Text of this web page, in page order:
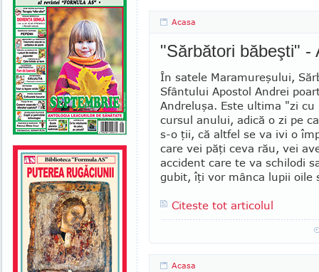
Acasa
"Sărbători băbeşti" -
În satele Maramureşului,
Sfân­tului Apostol Andrei
An­dreluşa. Este ultima "zi
cursul anului, adică o zi pe
s-o ţii, că altfel se va ivi o
care vei păţi ceva rău, vei
accident care te va schilodi
gubit, îţi vor mânca lupii oile
Citeste tot articolul
Acasa